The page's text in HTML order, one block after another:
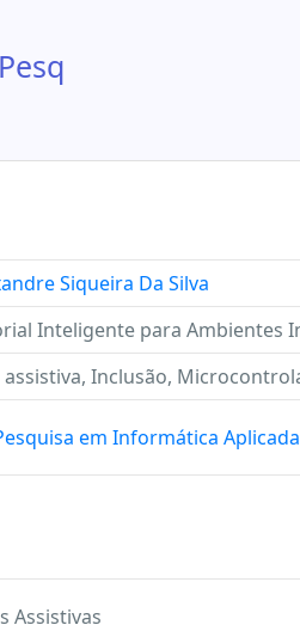
Siqueira Da Silva
Inteligente para Ambientes
Inclusão,
em Informática Aplicada
Assistivas